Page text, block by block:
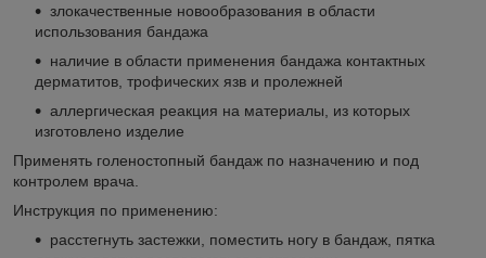
злокачественные новообразования в области
использования бандажа
наличие в области применения бандажа контактных
дерматитов, трофических язв и пролежней
аллергическая реакция на материалы, из которых
изготовлено изделие
Применять голеностопный бандаж по назначению и под
контролем врача.
Инструкция по применению:
расстегнуть застежки, поместить ногу в бандаж, пятка